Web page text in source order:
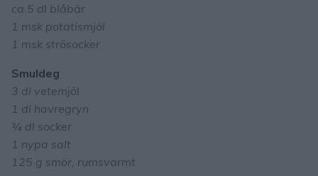
ca 5 dl blåbär
1 msk potatismjöl
1 msk strösocker
Smuldeg
3 dl vetemjöl
1 dl havregryn
¾ dl socker
1 nypa salt
125 g smör, rumsvarmt